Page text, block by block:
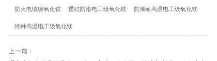
防火电缆级氧化镁 重硅防潮电工级氧化镁 防潮耐高温电工级氧化镁
特种高温电工级氧化镁
上一篇：